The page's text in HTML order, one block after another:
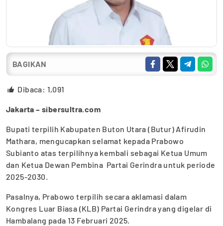
BAGIKAN
Dibaca: 1,091
Jakarta – sibersultra.com
Bupati terpilih Kabupaten Buton Utara (Butur) Afirudin
Mathara, mengucapkan selamat kepada Prabowo
Subianto atas terpilihnya kembali sebagai Ketua Umum
dan Ketua Dewan Pembina Partai Gerindra untuk periode
2025-2030.
Pasalnya, Prabowo terpilih secara aklamasi dalam
Kongres Luar Biasa (KLB) Partai Gerindra yang digelar di
Hambalang pada 13 Februari 2025.